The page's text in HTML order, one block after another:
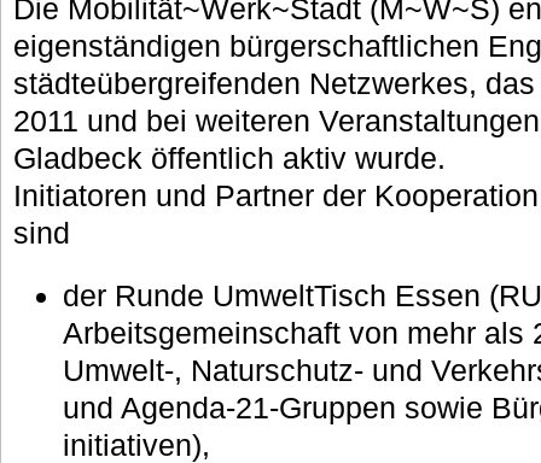
Die Mobilität~Werk~Stadt (M~W~S)
eigenständigen bürgerschaftlichen
städteübergreifenden Netzwerkes,
2011 und bei weiteren
Gladbeck öffentlich aktiv wurde.
Initiatoren und Partner der
sind
der Runde UmweltTisch Essen
Arbeitsgemeinschaft von mehr als
Umwelt-, Naturschutz- und
und Agenda-21-Gruppen sowie
initiativen),